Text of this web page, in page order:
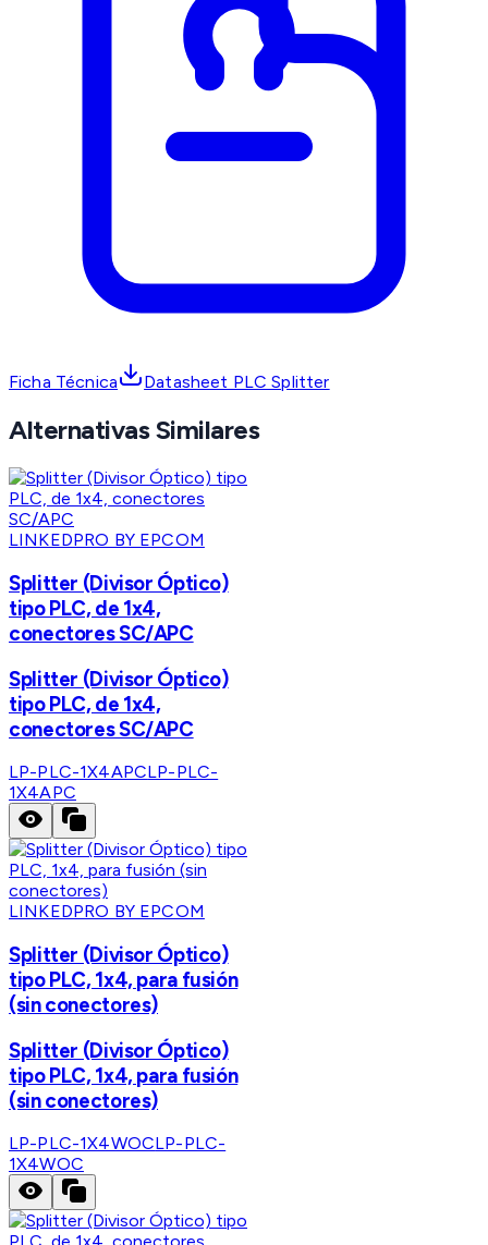
Ficha Técnica Datasheet PLC Splitter
Alternativas Similares
LINKEDPRO BY EPCOM
Splitter (Divisor Óptico)
tipo PLC, de 1x4,
conectores SC/APC
Splitter (Divisor Óptico)
tipo PLC, de 1x4,
conectores SC/APC
LP-PLC-1X4APCLP-PLC-
1X4APC
LINKEDPRO BY EPCOM
Splitter (Divisor Óptico)
tipo PLC, 1x4, para fusión
(sin conectores)
Splitter (Divisor Óptico)
tipo PLC, 1x4, para fusión
(sin conectores)
LP-PLC-1X4WOCLP-PLC-
1X4WOC